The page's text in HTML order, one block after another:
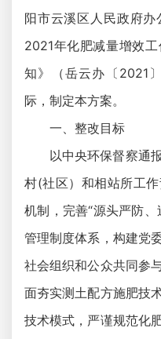
阳市云溪区人民政府
2021年化肥减量增效
知》（岳云办〔2021
际，制定本方案。
一、整改目标
以中央环保督察通
村(社区）和相站所工
机制，完善“源头严防
管理制度体系，构建党
社会组织和公众共同参
面夯实测土配方施肥技
技术模式，严谨规范化